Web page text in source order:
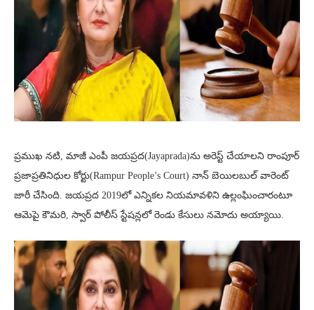
ప్రముఖ నటి, మాజీ ఎంపీ జయప్రద(Jayaprada)ను అరెస్ట్ చేయాలని రాంపూర్
ప్రజాప్రతినిధుల కోర్టు(Rampur People’s Court) నాన్​ బెయిలబుల్ వారెంట్
జారీ చేసింది. జయప్రద 2019లో ఎన్నికల నియమావళిని ఉల్లంఘించారంటూ
ఆమెపై కౌమరి, స్వార్ పోలీస్ స్టేషన్లలో రెండు కేసులు నమోదు అయ్యాయి.